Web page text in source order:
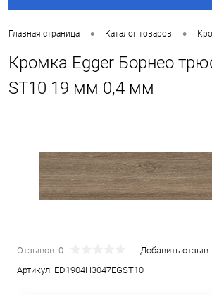
Главная страница • Каталог товаров •
Кромка Egger Борнео
ST10 19 мм 0,4 мм
Отзывов: 0
Добавить отзыв
Артикул: ED1904H3047EGST10